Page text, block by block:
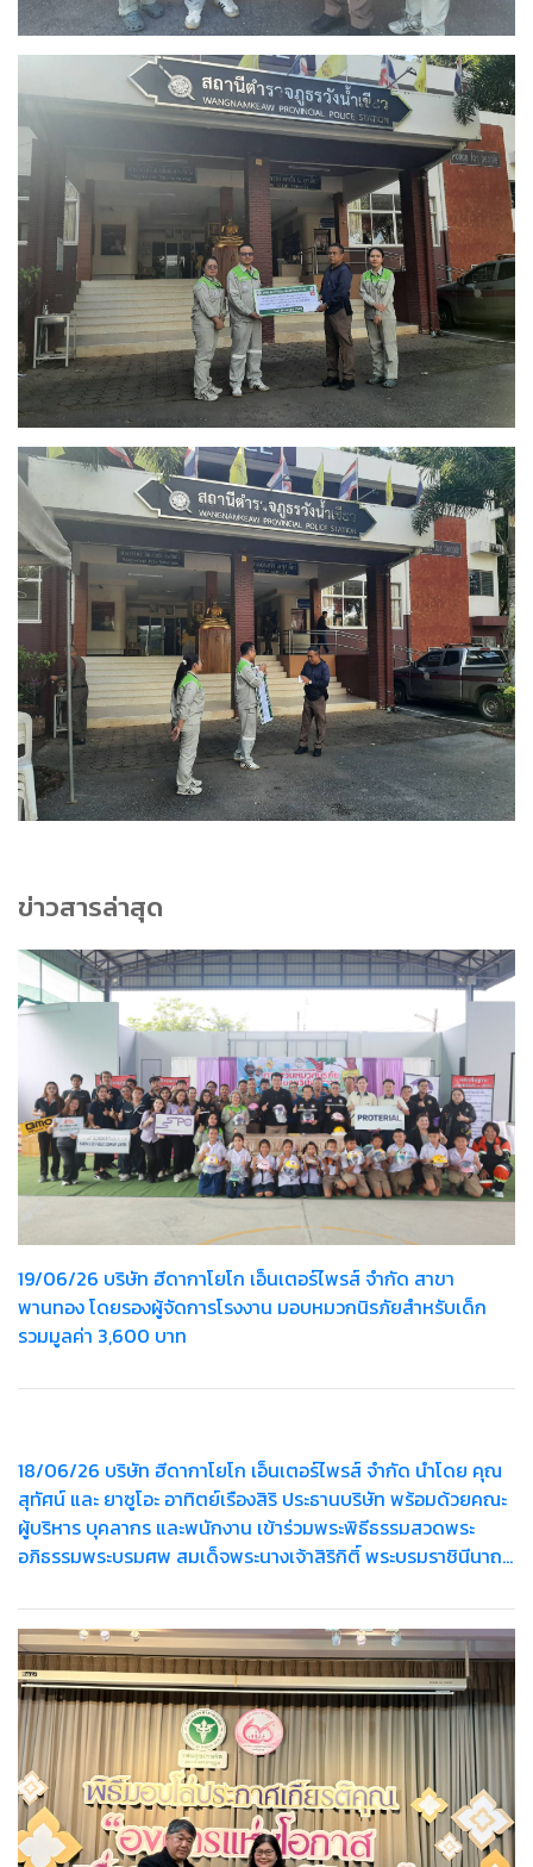
ข่าวสารล่าสุด
19/06/26 บริษัท ฮีดากาโยโก เอ็นเตอร์ไพรส์ จำกัด สาขา
พานทอง โดยรองผู้จัดการโรงงาน มอบหมวกนิรภัยสำหรับเด็ก
รวมมูลค่า 3,600 บาท
18/06/26 บริษัท ฮีดากาโยโก เอ็นเตอร์ไพรส์ จำกัด นำโดย คุณ
สุทัศน์ และ ยาซูโอะ อาทิตย์เรืองสิริ ประธานบริษัท พร้อมด้วยคณะ
ผู้บริหาร บุคลากร และพนักงาน เข้าร่วมพระพิธีธรรมสวดพระ
อภิธรรมพระบรมศพ สมเด็จพระนางเจ้าสิริกิติ์ พระบรมราชินีนาถ